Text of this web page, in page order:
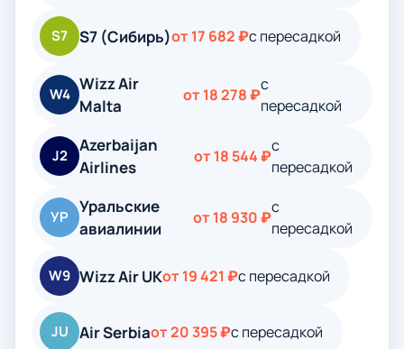
S7 S7 (Сибирь)от 17 682 ₽с пересадкой
W4
Wizz Air
Malta
от 18 278 ₽
с
пересадкой
J2
Azerbaijan
Airlines
от 18 544 ₽
с
пересадкой
УР
Уральские
авиалинии
от 18 930 ₽
с
пересадкой
W9 Wizz Air UKот 19 421 ₽с пересадкой
JU Air Serbiaот 20 395 ₽с пересадкой